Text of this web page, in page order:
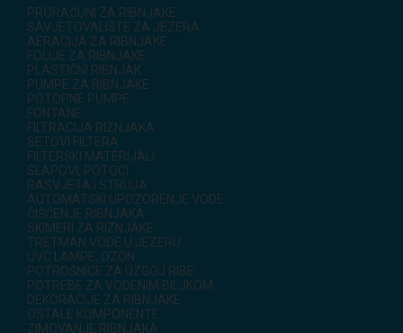
PRORAČUNI ZA RIBNJAKE
SAVJETOVALIŠTE ZA JEZERA
AERACIJA ZA RIBNJAKE
FOLIJE ZA RIBNJAKE
PLASTIČNI RIBNJAK
PUMPE ZA RIBNJAKE
POTOPNE PUMPE
FONTANE
FILTRACIJA RIZNJAKA
SETOVI FILTERA
FILTERSKI MATERIJALI
SLAPOVI, POTOCI
RASVJETA i STRUJA
AUTOMATSKI UPOZORENJE VODE
ČIŠĆENJE RIBNJAKA
SKIMERI ZA RIZNJAKE
TRETMAN VODE U JEZERU
UVC LAMPE, OZON
POTROŠNICE ZA UZGOJ RIBE
POTREBE ZA VODENIM BILJKOM
DEKORACIJE ZA RIBNJAKE
OSTALE KOMPONENTE
ZIMOVANJE RIBNJAKA